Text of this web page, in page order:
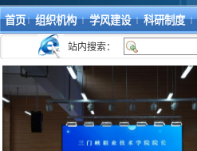
首页 | 组织机构 | 学风建设 | 科研制度 |
站内搜索：